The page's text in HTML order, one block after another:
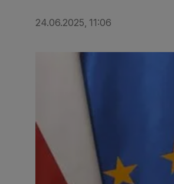
24.06.2025, 11:06